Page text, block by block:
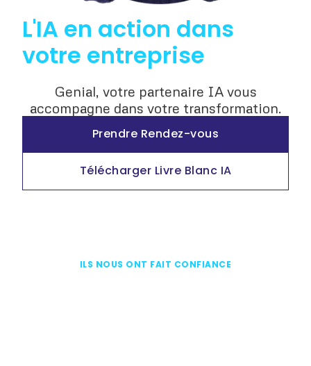
L'IA en action dans
votre entreprise
Genial, votre partenaire IA vous
accompagne dans votre transformation.
Prendre Rendez-vous
Télécharger Livre Blanc IA
ILS NOUS ONT FAIT CONFIANCE